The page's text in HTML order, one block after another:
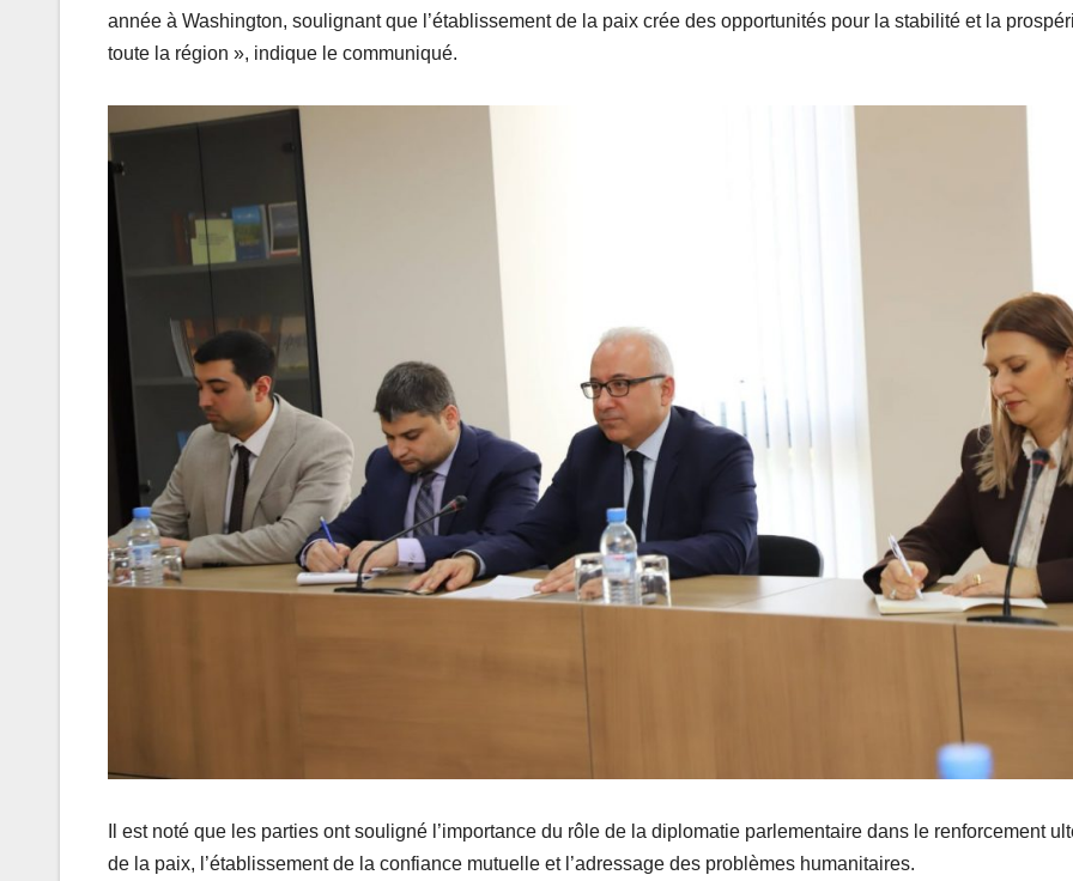
année à Washington, soulignant que l’établissement de la paix crée des opportunités pour la stabilité et la
toute la région », indique le communiqué.
Il est noté que les parties ont souligné l’importance du rôle de la diplomatie parlementaire dans le renforcement
de la paix, l’établissement de la confiance mutuelle et l’adressage des problèmes humanitaires.